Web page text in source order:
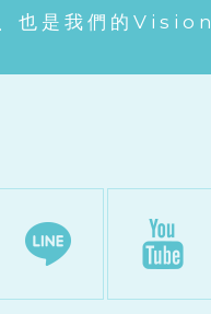
也是我們的Vision